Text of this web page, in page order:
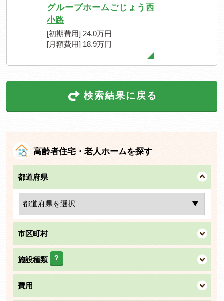
グループホームごじょう西
小路
[初期費用] 24.0万円
[月額費用] 18.9万円
検索結果に戻る
高齢者住宅・老人ホームを探す
都道府県
市区町村
施設種類 ?
費用